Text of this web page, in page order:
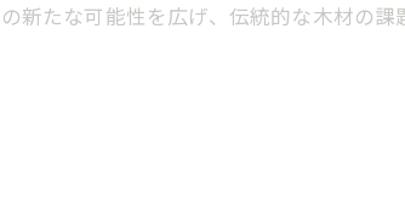
新たな可能性を広げ、伝統的な木材の